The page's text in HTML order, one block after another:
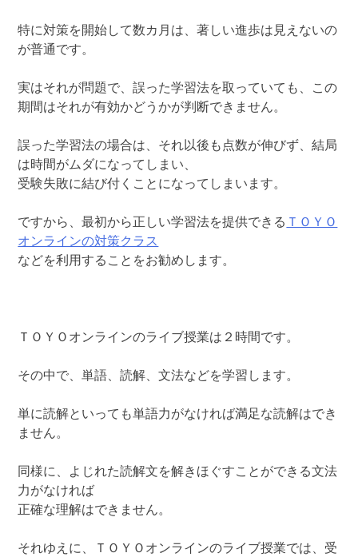
特に対策を開始して数カ月は、著しい進歩は見えないの
が普通です。
実はそれが問題で、誤った学習法を取っていても、この
期間はそれが有効かどうかが判断できません。
誤った学習法の場合は、それ以後も点数が伸びず、結局
は時間がムダになってしまい、
受験失敗に結び付くことになってしまいます。
ですから、最初から正しい学習法を提供できる ＴＯＹＯ
オンラインの対策クラス
などを利用することをお勧めします。
ＴＯＹＯオンラインのライブ授業は２時間です。
その中で、単語、読解、文法などを学習します。
単に読解といっても単語力がなければ満足な読解はでき
ません。
同様に、よじれた読解文を解きほぐすことができる文法
力がなければ
正確な理解はできません。
それゆえに、ＴＯＹＯオンラインのライブ授業では、受